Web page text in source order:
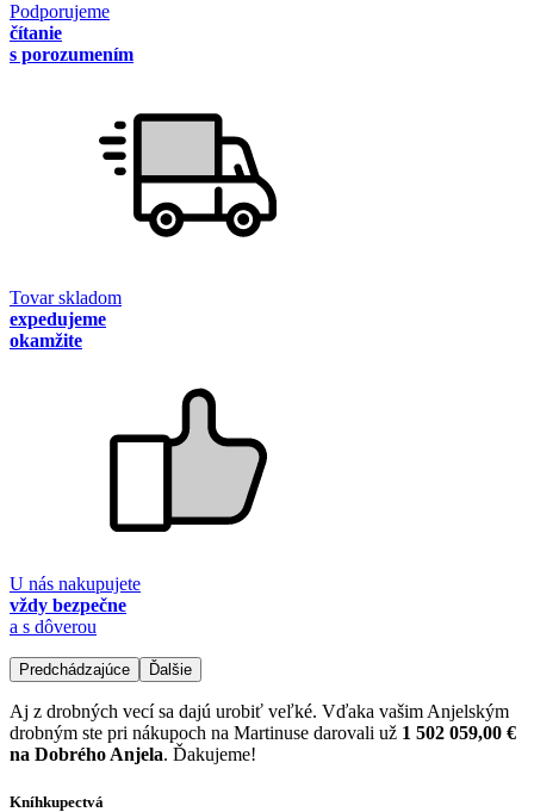
Podporujeme
čítanie
s porozumením
Tovar skladom
expedujeme
okamžite
U nás nakupujete
vždy bezpečne
a s dôverou
Predchádzajúce Ďalšie
Aj z drobných vecí sa dajú urobiť veľké. Vďaka vašim Anjelským
drobným ste pri nákupoch na Martinuse darovali už 1 502 059,00 €
na Dobrého Anjela. Ďakujeme!
Kníhkupectvá